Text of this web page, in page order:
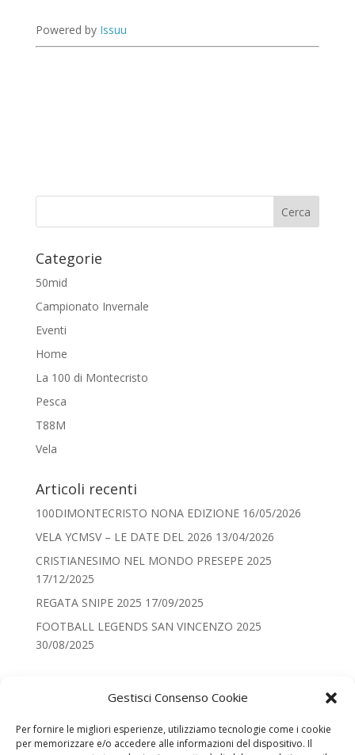
Gestisci Consenso Cookie
Per fornire le migliori esperienze, utilizziamo tecnologie come i cookie
per memorizzare e/o accedere alle informazioni del dispositivo. Il
Powered by Issuu
Categorie
50mid
Campionato Invernale
Eventi
Home
La 100 di Montecristo
Pesca
T88M
Vela
Articoli recenti
100DIMONTECRISTO NONA EDIZIONE 16/05/2026
VELA YCMSV – LE DATE DEL 2026 13/04/2026
CRISTIANESIMO NEL MONDO PRESEPE 2025
17/12/2025
REGATA SNIPE 2025 17/09/2025
FOOTBALL LEGENDS SAN VINCENZO 2025
30/08/2025